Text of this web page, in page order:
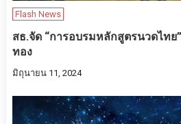
Flash News
สธ.จัด “การอบรมหลักสูตรนวดไท
ทอง
มิถุนายน 11, 2024